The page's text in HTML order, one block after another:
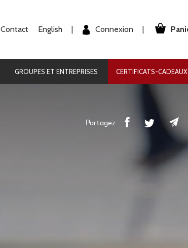
Contact English | Connexion |
GROUPES ET ENTREPRISES CERTIFICATS-CADEAUX
Partagez